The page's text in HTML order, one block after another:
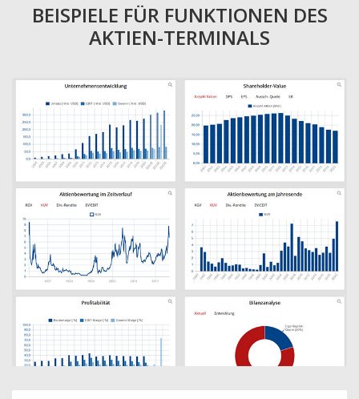
BEISPIELE FÜR FUNKTIONEN DES
AKTIEN-TERMINALS